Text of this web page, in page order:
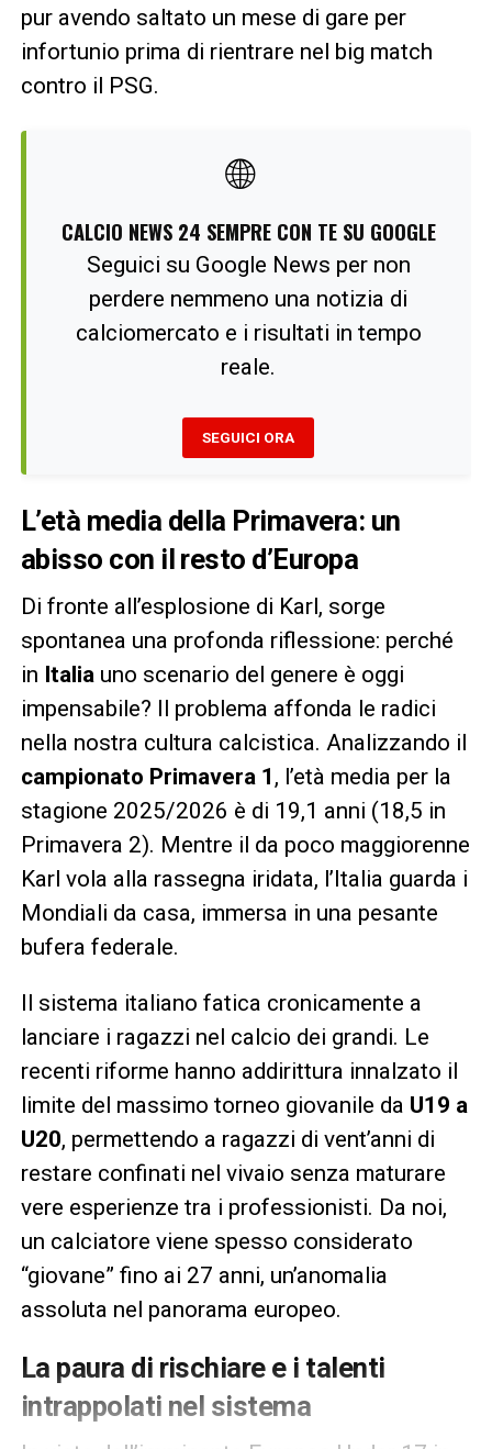
pur avendo saltato un mese di gare per
infortunio prima di rientrare nel big match
contro il PSG.
🌐
CALCIO NEWS 24 SEMPRE CON TE SU GOOGLE
Seguici su Google News per non
perdere nemmeno una notizia di
calciomercato e i risultati in tempo
reale.
SEGUICI ORA
L’età media della Primavera: un
abisso con il resto d’Europa
Di fronte all’esplosione di Karl, sorge
spontanea una profonda riflessione: perché
in Italia uno scenario del genere è oggi
impensabile? Il problema affonda le radici
nella nostra cultura calcistica. Analizzando il
campionato Primavera 1 , l’età media per la
stagione 2025/2026 è di 19,1 anni (18,5 in
Primavera 2). Mentre il da poco maggiorenne
Karl vola alla rassegna iridata, l’Italia guarda i
Mondiali da casa, immersa in una pesante
bufera federale.
Il sistema italiano fatica cronicamente a
lanciare i ragazzi nel calcio dei grandi. Le
recenti riforme hanno addirittura innalzato il
limite del massimo torneo giovanile da U19 a
U20, permettendo a ragazzi di vent’anni di
restare confinati nel vivaio senza maturare
vere esperienze tra i professionisti. Da noi,
un calciatore viene spesso considerato
“giovane” fino ai 27 anni, un’anomalia
assoluta nel panorama europeo.
La paura di rischiare e i talenti
intrappolati nel sistema